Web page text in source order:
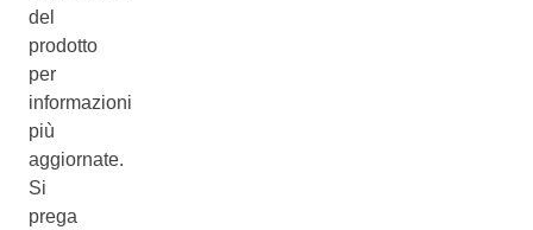
del
prodotto
per
informazioni
più
aggiornate.
Si
prega